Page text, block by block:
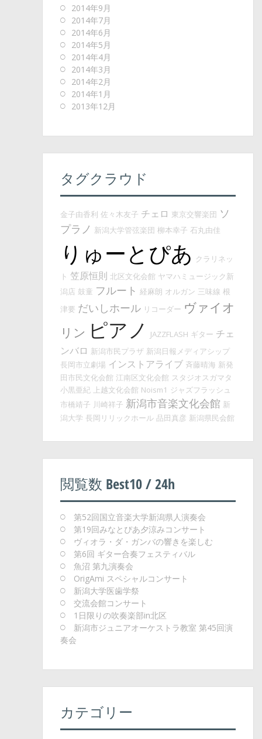
2014年9月
2014年7月
2014年6月
2014年5月
2014年4月
2014年3月
2014年2月
2014年1月
2013年12月
タグクラウド
金子由香利 佐々木友子 チェロ 東京交響楽団 ソ
プラノ 新潟大学管弦楽団 柳本幸子 石丸由佳
りゅーとぴあ クラリネッ
ト 笠原恒則 北区文化会館 ヤマハミュージック新
潟店 鼓童 フルート 経麻朗 オルガン 三味線 根
津要 だいしホール リコーダー ヴァイオ
リン ピアノ JAZZFLASH ギター チェ
ンバロ 新潟市民プラザ 新潟日報メディアシップ
長岡市立劇場 インストアライブ 斉藤晴海 新発
田市民文化会館 江南区文化会館 スタジオスガマタ
小黒亜紀
上越文化会館 Noism1 ジャズフラッシュ
市橋靖子 川崎祥子 新潟市音楽文化会館 新
潟大学 長岡リリックホール 品田真彦 新潟県民会館
閲覧数 Best10 / 24h
第52回国立音楽大学新潟県人演奏会
第19回みなとぴあ夕涼みコンサート
ヴィオラ・ダ・ガンバの響きを楽しむ
第6回 ギター合奏フェスティバル
魚沼 第九演奏会
OrigAmi スペシャルコンサート
新潟大学医歯学祭
交流会館コンサート
1日限りの吹奏楽部in北区
新潟市ジュニアオーケストラ教室 第45回演
奏会
カテゴリー